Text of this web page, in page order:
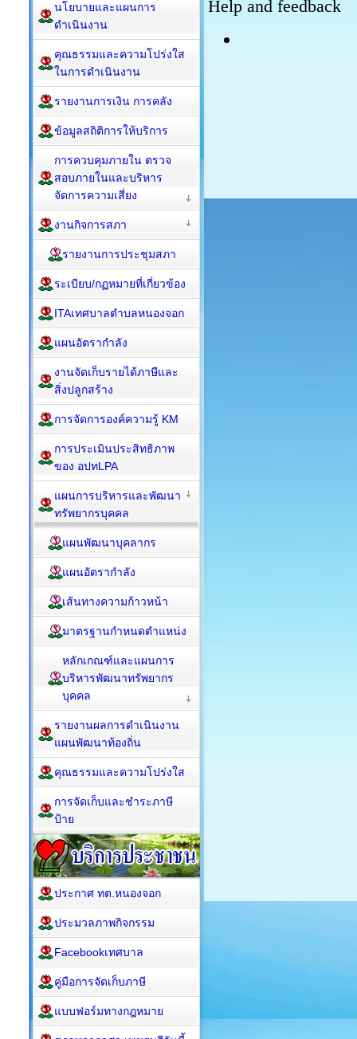
นโยบายและแผนการ
ดำเนินงาน
คุณธรรมและความโปร่งใส
ในการดำเนินงาน
รายงานการเงิน การคลัง
ข้อมูลสถิติการให้บริการ
การควบคุมภายใน ตรวจ
สอบภายในและบริหาร
จัดการความเสี่ยง
งานกิจการสภา
รายงานการประชุมสภา
ระเบียบ/กฏหมายที่เกี่ยวข้อง
ITAเทศบาลตำบลหนองจอก
แผนอัตรากำลัง
งานจัดเก็บรายได้ภาษีและ
สิ่งปลูกสร้าง
การจัดการองค์ความรู้ KM
การประเมินประสิทธิภาพ
ของ อปทLPA
แผนการบริหารและพัฒนา
ทรัพยากรบุคคล
แผนพัฒนาบุคลากร
แผนอัตรากำลัง
เส้นทางความก้าวหน้า
มาตรฐานกำหนดตำแหน่ง
หลักเกณฑ์และแผนการ
บริหารพัฒนาทรัพยากร
บุคคล
รายงานผลการดำเนินงาน
แผนพัฒนาท้องถิ่น
คุณธรรมและความโปร่งใส
การจัดเก็บและชำระภาษี
ป้าย
ประกาศ ทต.หนองจอก
ประมวลภาพกิจกรรม
Facebookเทศบาล
คู่มือการจัดเก็บภาษี
แบบฟอร์มทางกฎหมาย